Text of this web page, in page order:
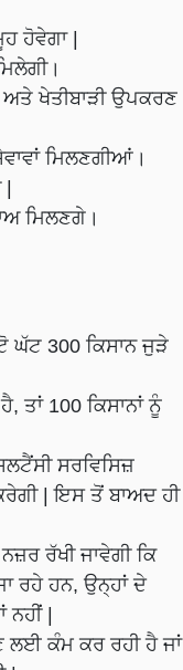
ਹੋਵੇਗਾ |
ਖੇਤੀਬਾੜੀ ਉਪਕਰਣ
ਮਿਲਣਗੀਆਂ।
|
ਮਿਲਣਗੇ।
ਘੱਟ 300 ਕਿਸਾਨ ਜੁੜੇ
ਤਾਂ 100 ਕਿਸਾਨਾਂ ਨੂੰ
ਸਰਵਿਸਿਜ਼
| ਇਸ ਤੋਂ ਬਾਅਦ ਹੀ
ਰੱਖੀ ਜਾਵੇਗੀ ਕਿ
ਰਹੇ ਹਨ, ਉਨ੍ਹਾਂ ਦੇ
ਨਹੀਂ |
ਲਈ ਕੰਮ ਕਰ ਰਹੀ ਹੈ ਜਾਂ